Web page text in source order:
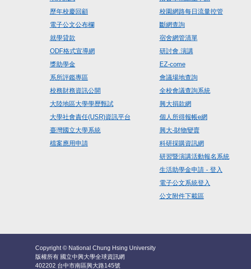
歷年校慶回顧
電子公文公布欄
就學貸款
ODF格式宣導網
獎助學金
系所評鑑專區
校務財務資訊公開
大陸地區大學學歷甄試
大學社會責任(USR)資訊平台
臺灣國立大學系統
檔案應用申請
校園網路每日流量控管
斷網查詢
宿舍網管清單
研討會.演講
EZ-come
會議場地查詢
全校會議查詢系統
興大捐款網
個人所得報帳e網
興大-財物變賣
科研採購資訊網
研習暨演講活動報名系統
生活助學金申請 - 登入
電子公文系統登入
公文附件下載區
Copyright © National Chung Hsing University
版權所有 國立中興大學全球資訊網
402202 台中市南區興大路145號